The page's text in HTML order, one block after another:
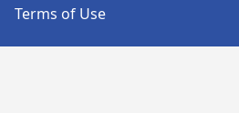
Terms of Use